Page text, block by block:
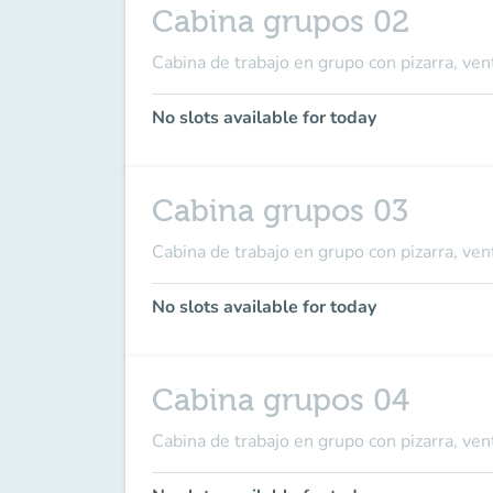
Cabina grupos 02
Cabina de trabajo en grupo con pizarra,
No slots available for today
Cabina grupos 03
Cabina de trabajo en grupo con pizarra,
No slots available for today
Cabina grupos 04
Cabina de trabajo en grupo con pizarra,